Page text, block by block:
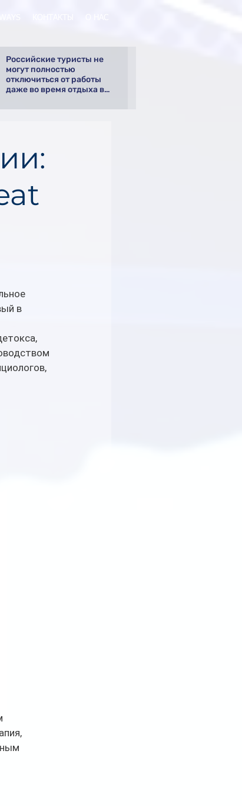
Российские туристы не
могут полностью
отключиться от работы
даже во время отдыха в
в